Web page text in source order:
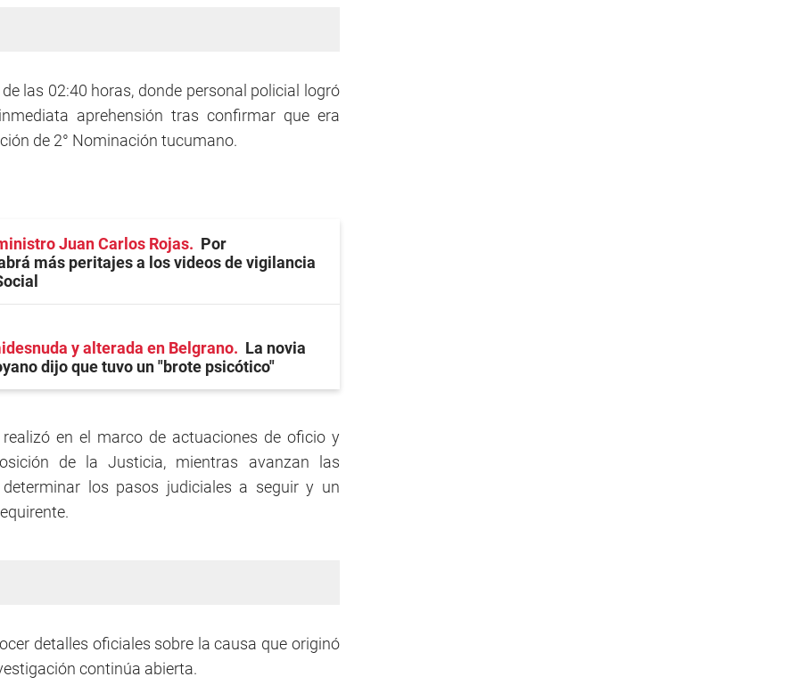
las 02:40 horas, donde personal policial logró
aprehensión tras confirmar que era
de 2° Nominación tucumano.
Juan Carlos Rojas
Por
más peritajes a los videos de vigilancia
y alterada en Belgrano
La novia
dijo que tuvo un "brote psicótico"
en el marco de actuaciones de oficio y
de la Justicia, mientras avanzan las
los pasos judiciales a seguir y un
detalles oficiales sobre la causa que originó
continúa abierta.